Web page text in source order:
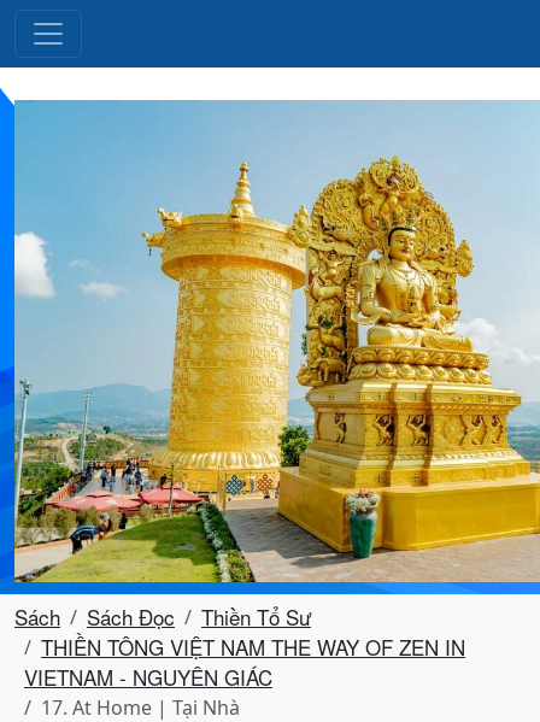
Sách Sách Đọc
Thiền Tổ Sư
THIỀN TÔNG VIỆT NAM THE WAY OF ZEN IN
VIETNAM - NGUYÊN GIÁC
17. At Home | Tại Nhà